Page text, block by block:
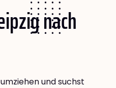
nach
und suchst